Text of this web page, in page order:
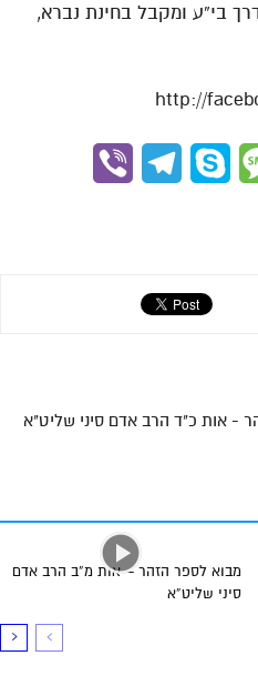
בי”ע ומקבל בחינת נברא,
Message
Skype
Telegram
- אות כ"ד הרב אדם סיני שליט"א
מבוא לספר הזהר – אות מ”ב הרב אדם
סיני שליט”א